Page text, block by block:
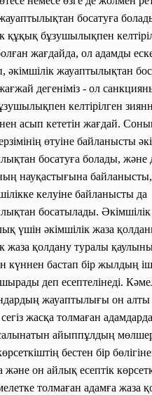
босатуға
құқық бұзушылықпен
жағдайда, ол адамды
әкімшілік жауаптылықтан
дегеніміз - ол
келтірілген
асып кететін жағдай.
өтуіне байланысты
босатуға болады, және
науқастығына
келуіне байланысты да
босатылады.
үшін әкімшілік жаза
жаза қолдану туралы
күннен бастап бір жылдың
деп есептелінеді.
жауаптылығы он алты
жасқа толмаған
айыппұлдың
бестен бір
және он айлық есептік
толмаған адамға жаза